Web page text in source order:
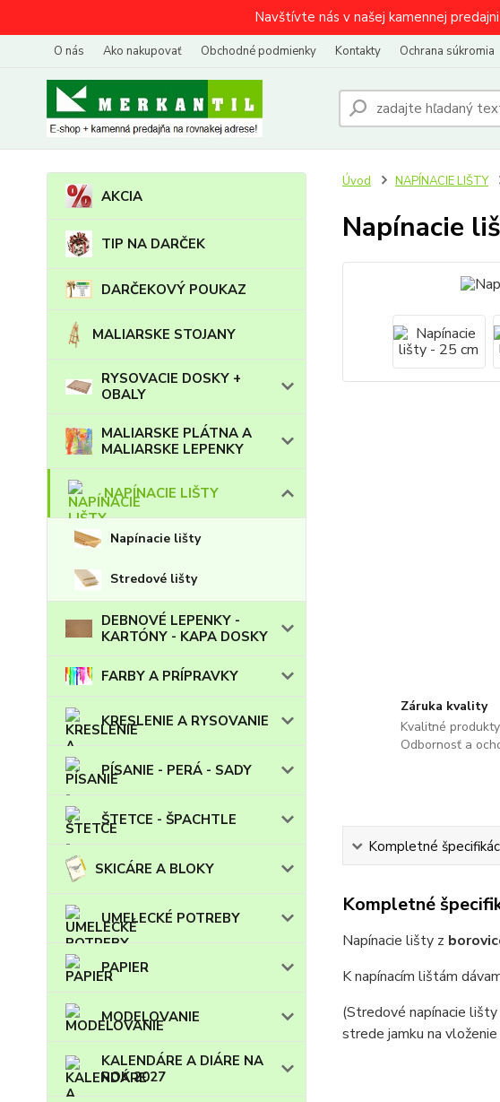
Navštívte nás v našej kamennej
O nás Ako nakupovať Obchodné podmienky Kontakty Ochrana súkromia
AKCIA
TIP NA DARČEK
DARČEKOVÝ POUKAZ
MALIARSKE STOJANY
RYSOVACIE DOSKY +
OBALY
MALIARSKE PLÁTNA A
MALIARSKE LEPENKY
NAPÍNACIE LIŠTY
Napínacie lišty
Stredové lišty
DEBNOVÉ LEPENKY -
KARTÓNY - KAPA DOSKY
FARBY A PRÍPRAVKY
KRESLENIE A RYSOVANIE
PÍSANIE - PERÁ - SADY
ŠTETCE - ŠPACHTLE
SKICÁRE A BLOKY
UMELECKÉ POTREBY
PAPIER
MODELOVANIE
KALENDÁRE A DIÁRE NA
ROK 2027
Úvod NAPÍNACIE LIŠTY
Napínacie
Záruka kvality
Kvalitné
Odbornosť a
Kompletné
Kompletné
Napínacie lišty z
K napínacím lištám
(Stredové napínacie
strede jamku na